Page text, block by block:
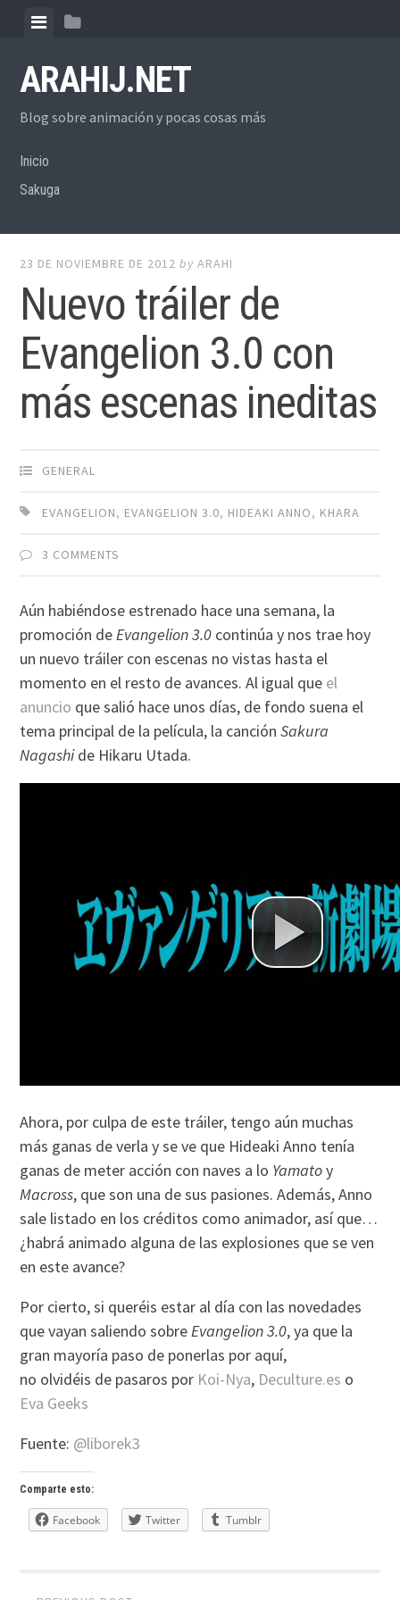
content
ViewView
ARAHIJ.NET
Blog sobre animación y pocas cosas más
Inicio
Sakuga
23 DE NOVIEMBRE DE 2012 byARAHI
Nuevo tráiler de
Evangelion 3.0 con
más escenas ineditas
GENERAL
EVANGELION, EVANGELION 3.0, HIDEAKI ANNO, KHARA
3 COMMENTS
Aún habiéndose estrenado hace una semana, la
promoción deEvangelion 3.0 continúa y nos trae hoy
un nuevo tráiler con escenas no vistas hasta el
momento en el resto de avances. Al igual que el
anuncio que salió hace unos días, de fondo suena el
tema principal de la película, la canciónSakura
Nagashide Hikaru Utada.
Ahora, por culpa de este tráiler, tengo aún muchas
más ganas de verla y se ve que Hideaki Anno tenía
ganas de meter acción con naves a lo Yamatoy
Macross, que son una de sus pasiones. Además, Anno
sale listado en los créditos como animador, así que…
¿habrá animado alguna de las explosiones que se ven
en este avance?
Por cierto, si queréis estar al día con las novedades
que vayan saliendo sobreEvangelion 3.0, ya que la
gran mayoría paso de ponerlas por aquí,
no olvidéis de pasaros por Koi-Nya, Deculture.es o
Eva Geeks
Fuente: @liborek3
Comparte esto:
Facebook Twitter Tumblr